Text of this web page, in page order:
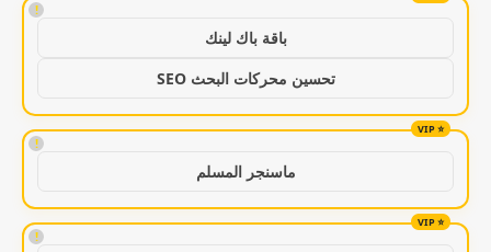
!
باقة باك لينك
تحسين محركات البحث SEO
!
ماسنجر المسلم
!